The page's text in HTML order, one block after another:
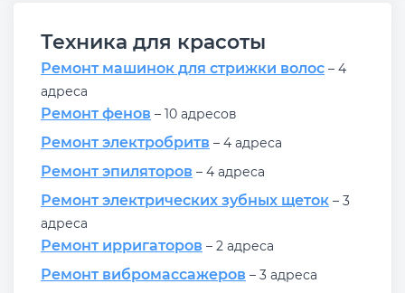
Техника для красоты
Ремонт машинок для стрижки волос – 4
адреса
Ремонт фенов – 10 адресов
Ремонт электробритв – 4 адреса
Ремонт эпиляторов – 4 адреса
Ремонт электрических зубных щеток – 3
адреса
Ремонт ирригаторов – 2 адреса
Ремонт вибромассажеров – 3 адреса